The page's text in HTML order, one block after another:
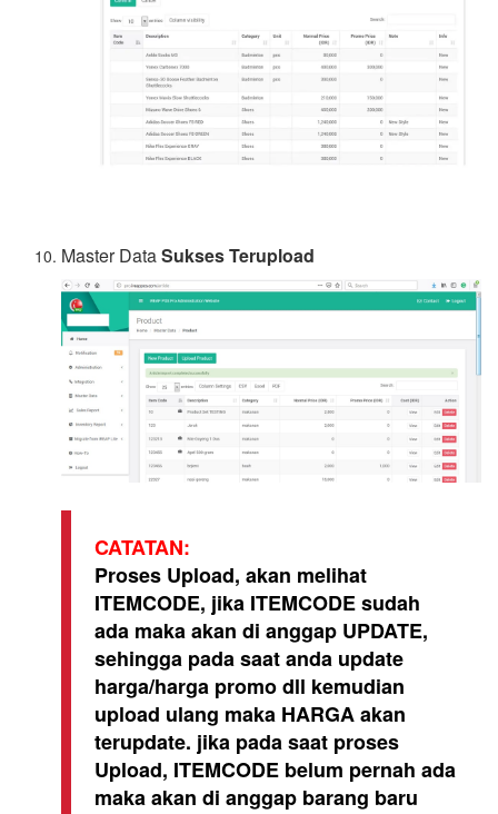
Master DataSukses Terupload
CATATAN:
Proses Upload, akan melihat
ITEMCODE, jika ITEMCODE sudah
ada maka akan di anggap UPDATE,
sehingga pada saat anda update
harga/harga promo dll kemudian
upload ulang maka HARGA akan
terupdate. jika pada saat proses
Upload, ITEMCODE belum pernah ada
maka akan di anggap barang baru